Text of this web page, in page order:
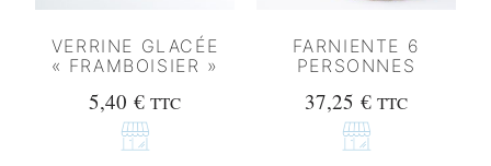
VERRINE GLACÉE
« FRAMBOISIER »
5,40€ TTC
FARNIENTE 6
PERSONNES
37,25 € TTC